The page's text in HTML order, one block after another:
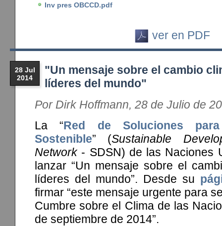
Inv pres OBCCD.pdf
ver en PDF
28 Jul
2014
"Un mensaje sobre el cambio
líderes del mundo"
Por Dirk Hoffmann, 28 de Julio de
La “Red de Soluciones
Sostenible” (Sustainable
Network- SDSN) de las Naciones
lanzar “Un mensaje sobre el
líderes del mundo”. Desde su
firmar “este mensaje urgente para
Cumbre sobre el Clima de las
de septiembre de 2014”.